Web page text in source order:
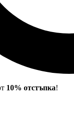
10% отстъпка!
ION2 - ВЪНШ. ТЯЛО